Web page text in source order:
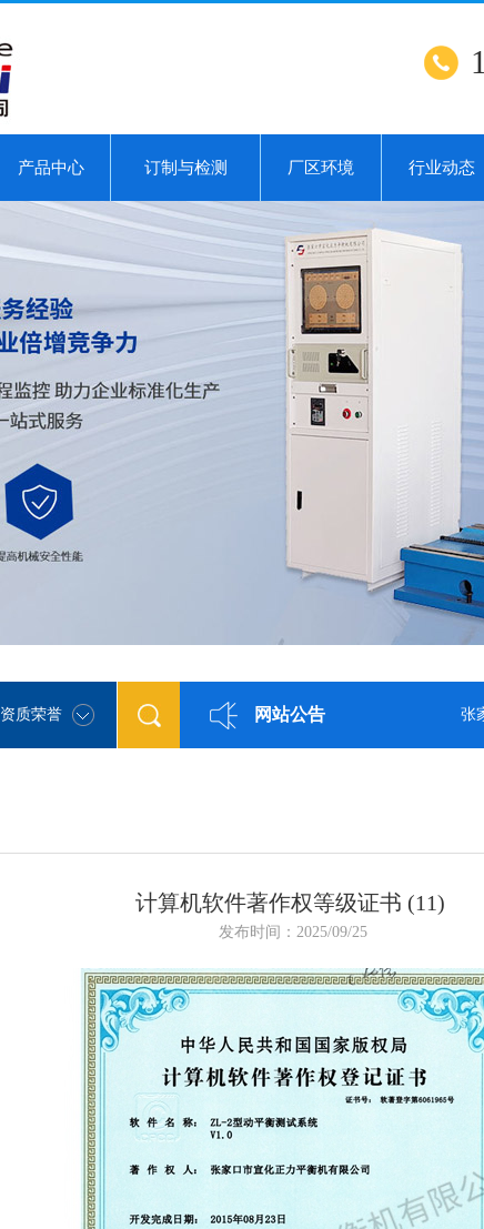
产品中心 订制与检测 厂区环境 行业动态
资质荣誉 网站公告 张家口市
计算机软件著作权等级证书 (11)
发布时间：2025/09/25